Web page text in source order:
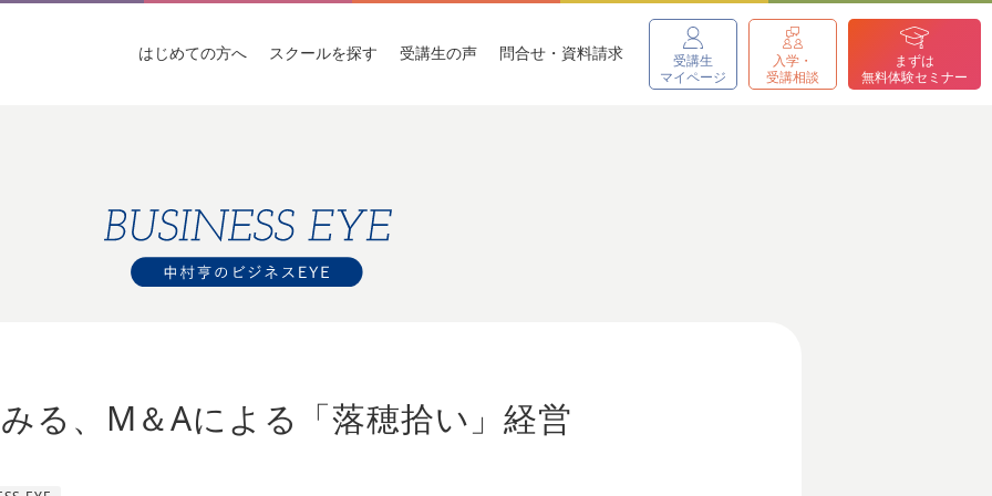
受講生
マイページ
入学・
受講相談
まずは
無料体験セミナー
はじめての方へ スクールを探す 受講生の声 問合せ・資料請求
る、M＆Aによる「落穂拾い」経営